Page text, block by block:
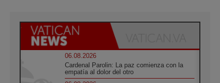
06.08.2026
Cardenal Parolin: La paz comienza con la
empatía al dolor del otro